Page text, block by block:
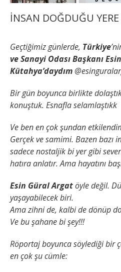
İNSAN DOĞDUĞU
Geçtiğimiz günlerde, Türkiye
ve Sanayi Odası Başkanı
Kütahya’daydım
Bir gün boyunca birlikte
konuştuk. Esnafla selamlaştıkk
Ve ben en çok şundan
Gerçek ve samimi. Bazen bazı
sadece nostaljik bi yer gibi
hatıra anlatır.Ama hayatını
Esin Güral Argatöyle değil.
yaşayabilecek biri.
Ama zihni de, kalbi de dönüp
Ve bu şahane bi şey!!!
Röportaj boyunca söylediği bir
en çok şu cümle: